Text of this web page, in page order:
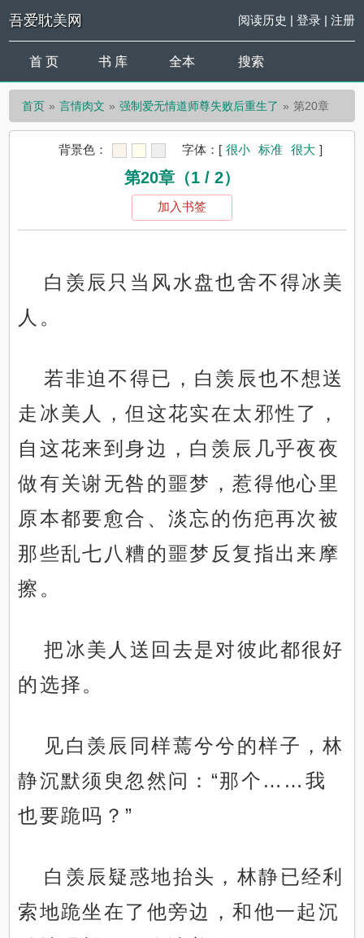
吾爱耽美网 阅读历史 | 登录| 注册
首 页 书 库 全本 搜索
首页 言情肉文 强制爱无情道师尊失败后重生了 第20章
背景色： 字体： [ 很小 标准 很大 ]
第20章（1 / 2）
加入书签
白羡辰只当风水盘也舍不得冰美
人。
若非迫不得已，白羡辰也不想送
走冰美人，但这花实在太邪性了，
自这花来到身边，白羡辰几乎夜夜
做有关谢无咎的噩梦，惹得他心里
原本都要愈合、淡忘的伤疤再次被
那些乱七八糟的噩梦反复指出来摩
擦。
把冰美人送回去是对彼此都很好
的选择。
见白羡辰同样蔫兮兮的样子，林
静沉默须臾忽然问：“那个……我
也要跪吗？”
白羡辰疑惑地抬头，林静已经利
索地跪坐在了他旁边，和他一起沉